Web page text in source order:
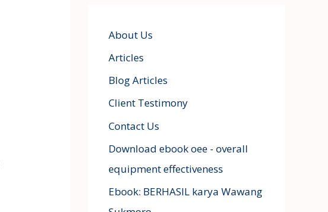
About Us
Articles
Blog Articles
Client Testimony
Contact Us
Download ebook oee - overall
equipment effectiveness
Ebook: BERHASIL karya Wawang